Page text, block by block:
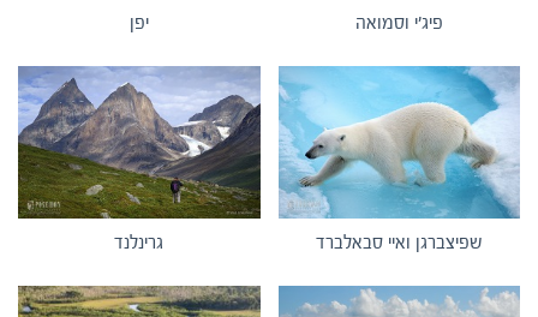
פיג'י וסמואה יפן
שפיצברגן ואיי סבאלברד גרינלנד